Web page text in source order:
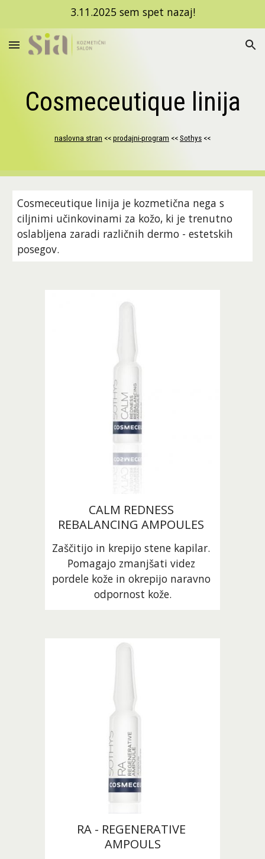
Skip to navigation
3.11.2025 sem spet nazaj!
Cosmeceutique linija
naslovna stran << prodajni-program << Sothys <<
Cosmeceutique linija je kozmetična nega s
ciljnimi učinkovinami za kožo, ki je trenutno
oslabljena zaradi različnih dermo - estetskih
posegov.
CALM REDNESS
REBALANCING AMPOULES
Zaščitijo in krepijo stene kapilar.
Pomagajo zmanjšati videz
pordele kože in okrepijo naravno
odpornost kože.
RA - REGENERATIVE
AMPOULS